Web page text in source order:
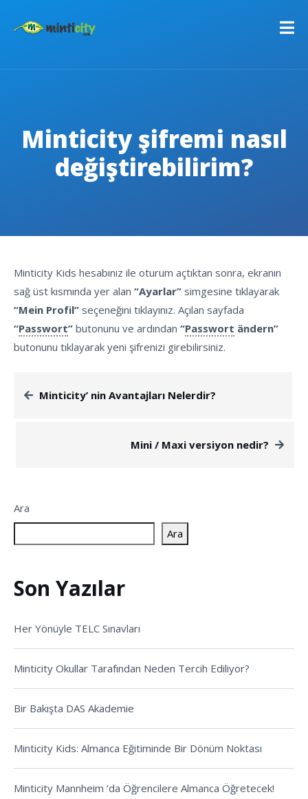
Minticity şifremi nasıl
değiştirebilirim?
Minticity Kids hesabınız ile oturum açtıktan sonra, ekranın
sağ üst kısmında yer alan “Ayarlar” simgesine tıklayarak
“Mein Profil” seçeneğini tıklayınız. Açılan sayfada
“Passwort” butonunu ve ardından “Passwort ändern”
butonunu tıklayarak yeni şifrenizi girebilirsiniz.
Minticity’ nin Avantajları Nelerdir?
Mini / Maxi versiyon nedir?
Ara
Ara
Son Yazılar
Her Yönüyle TELC Sınavları
Minticity Okullar Tarafından Neden Tercih Ediliyor?
Bir Bakışta DAS Akademie
Minticity Kids: Almanca Eğitiminde Bir Dönüm Noktası
Minticity Mannheim ‘da Öğrencilere Almanca Öğretecek!